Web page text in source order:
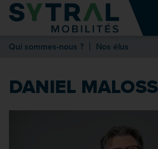
Contenu
Entête de page
Qui sommes-nous ? Nos élus
DANIEL